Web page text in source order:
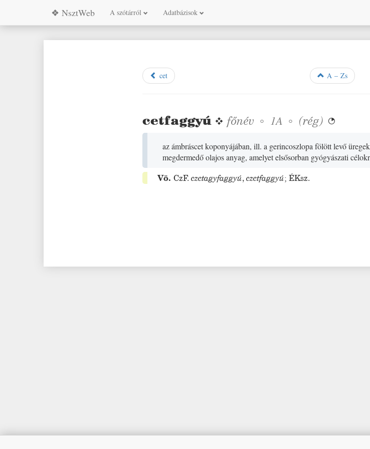
❖ NsztWeb A szótárról Adatbázisok
cet A – Zs
cetfaggyú❖főnév ◦ 1A ◦ (rég) 
az ámbráscet koponyájában, ill. a gerincoszlopa fölött levő
megdermedő olajos anyag, amelyet elsősorban gyógyászati
Vö.CzF. czetagyfaggyú,czetfaggyú;ÉKsz.